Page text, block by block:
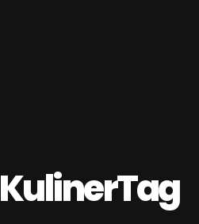
KulinerTag